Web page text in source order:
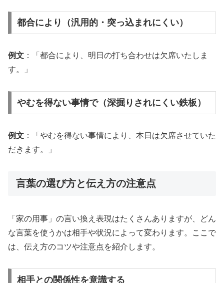
都合により（汎用的・突っ込まれにくい）
例文 ：「都合により、明日の打ち合わせは欠席いたしま
す。」
やむを得ない事情で（深掘りされにくい鉄板）
例文 ：「やむを得ない事情により、本日は欠席させていた
だきます。」
言葉の選び方と伝え方の注意点
「家の用事」の言い換え表現はたくさんありますが、どん
な言葉を使うかは相手や状況によって変わります。ここで
は、伝え方のコツや注意点を紹介します。
相手との関係性を意識する